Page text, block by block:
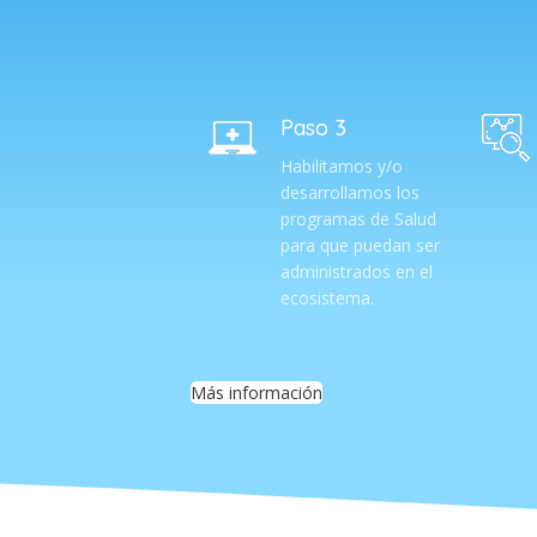
Paso 3
Habilitamos y/o
desarrollamos los
programas de Salud
para que puedan ser
administrados en el
ecosistema.
Más información